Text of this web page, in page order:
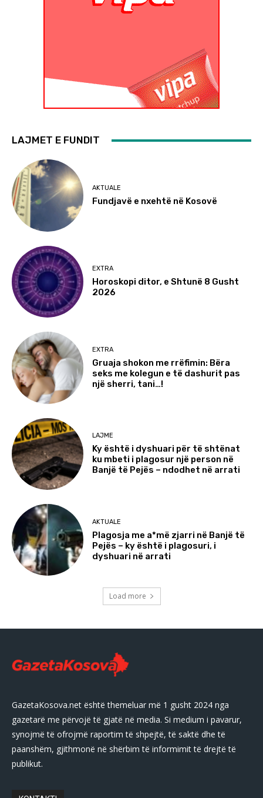
LAJMET E FUNDIT
AKTUALE
Fundjavë e nxehtë në Kosovë
EXTRA
Horoskopi ditor, e Shtunë 8 Gusht
2026
EXTRA
Gruaja shokon me rrëfimin: Bëra
seks me kolegun e të dashurit pas
një sherri, tani…!
LAJME
Ky është i dyshuari për të shtënat
ku mbeti i plagosur një person në
Banjë të Pejës – ndodhet në arrati
AKTUALE
Plagosja me a*më zjarri në Banjë të
Pejës – ky është i plagosuri, i
dyshuari në arrati
Load more
GazetaKosova.net është themeluar më 1 gusht 2024 nga
gazetarë me përvojë të gjatë në media. Si medium i pavarur,
synojmë të ofrojmë raportim të shpejtë, të saktë dhe të
paanshëm, gjithmonë në shërbim të informimit të drejtë të
publikut.